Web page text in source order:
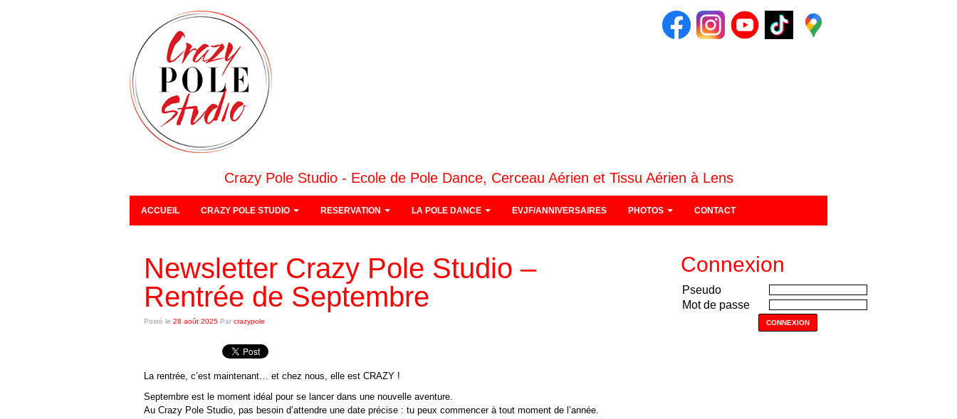
Crazy Pole Studio - Ecole de Pole Dance, Cerceau Aérien et Tissu Aérien à Lens
ACCUEIL CRAZY POLE STUDIO RESERVATION LA POLE DANCE EVJF/ANNIVERSAIRES PHOTOS CONTACT
Newsletter Crazy Pole Studio –
Rentrée de Septembre
Posté le 28 août 2025 Par crazypole
La rentrée, c’est maintenant… et chez nous, elle est CRAZY !
Septembre est le moment idéal pour se lancer dans une nouvelle aventure.
Au Crazy Pole Studio, pas besoin d’attendre une date précise : tu peux commencer à tout moment de l’année.
Connexion